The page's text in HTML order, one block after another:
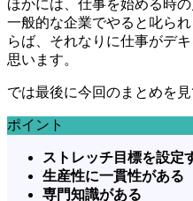
ほかには、仕事を始める時
一般的な企業でやると叱ら
らば、それなりに仕事がデ
思います。
では最後に今回のまとめを見
ポイント
ストレッチ目標を設定
生産性に一貫性がある
専門知識がある